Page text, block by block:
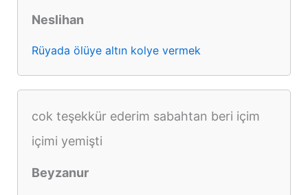
Neslihan
Rüyada ölüye altın kolye vermek
cok teşekkür ederim sabahtan beri içim
içimi yemişti
Beyzanur